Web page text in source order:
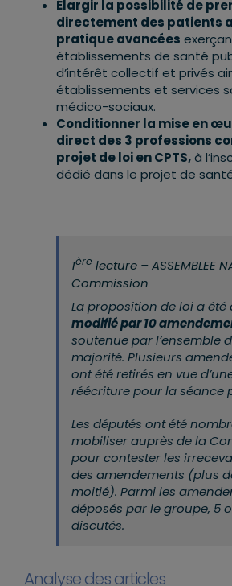
Élargir la possibilité de
directement des patients
pratique avancées
établissements de santé
d’intérêt collectif et privés
établissements et services
médico-sociaux.
Conditionner la mise en
direct des 3 professions
projet de loi en CPTS,à
dédié dans le projet de
1ère lecture – ASSEMBLEE
Commission
La proposition de loi a été
modifié par 10
soutenue par l’ensemble
majorité. Plusieurs
ont été retirés en vue
réécriture pour la séance
Les députés ont été
mobiliser auprès de la
pour contester les
des amendements (plus
moitié). Parmi les
déposés par le groupe, 5
discutés.
Analyse des articles